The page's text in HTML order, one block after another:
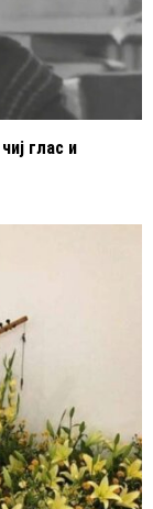
глас и